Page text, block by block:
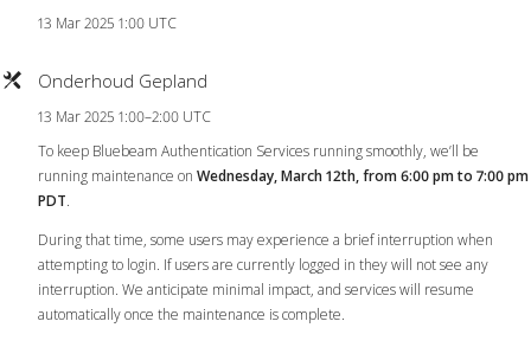
13 Mar 2025 1:00 UTC
Onderhoud Gepland
13 Mar 2025 1:00–2:00 UTC
To keep Bluebeam Authentication Services running smoothly, we’ll be
running maintenance on Wednesday, March 12th, from 6:00 pm to 7:00 pm
PDT.
During that time, some users may experience a brief interruption when
attempting to login. If users are currently logged in they will not see any
interruption. We anticipate minimal impact, and services will resume
automatically once the maintenance is complete.